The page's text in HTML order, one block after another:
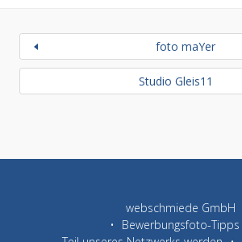
foto maYer
Studio Gleis11
webschmiede GmbH
Bewerbungsfoto-Tipps